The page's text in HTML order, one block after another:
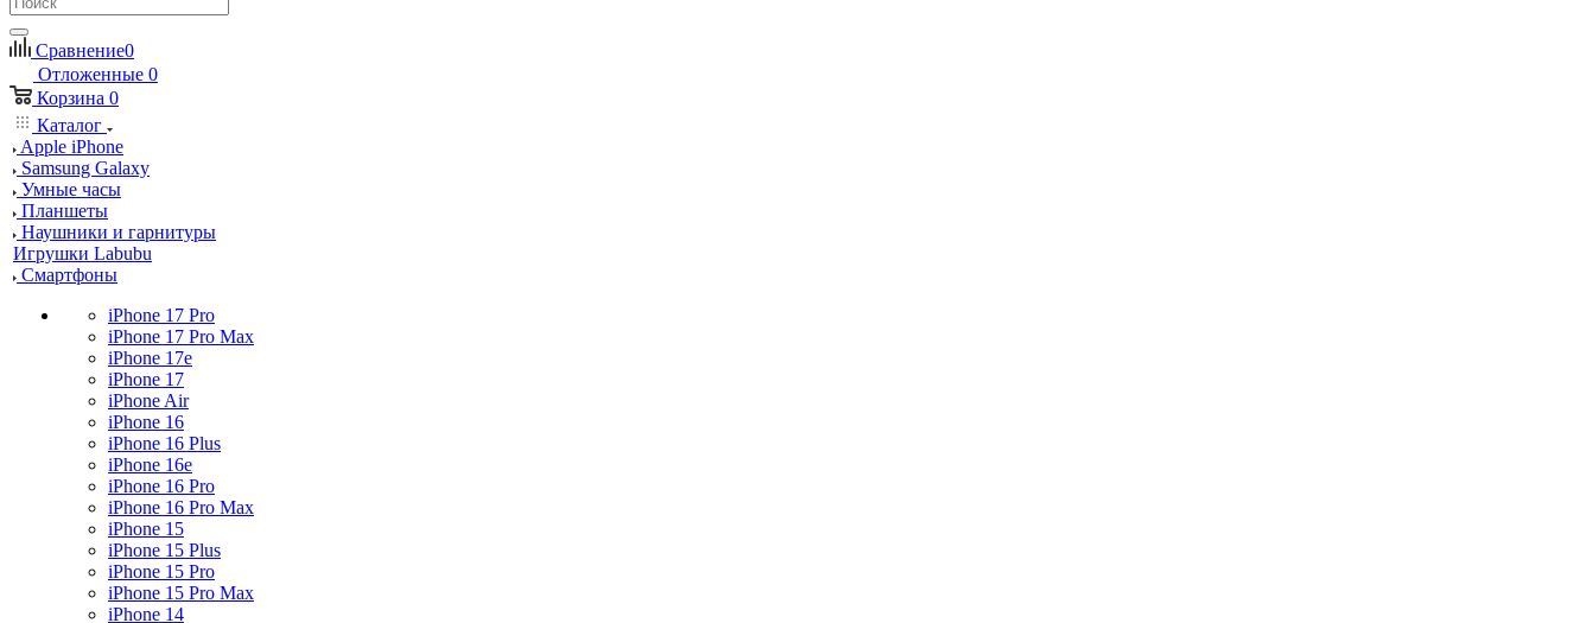
Сравнение0
Отложенные 0
Корзина 0
Каталог
Apple iPhone
Samsung Galaxy
Умные часы
Планшеты
Наушники и гарнитуры
Игрушки Labubu
Смартфоны
iPhone 17 Pro
iPhone 17 Pro Max
iPhone 17e
iPhone 17
iPhone Air
iPhone 16
iPhone 16 Plus
iPhone 16e
iPhone 16 Pro
iPhone 16 Pro Max
iPhone 15
iPhone 15 Plus
iPhone 15 Pro
iPhone 15 Pro Max
iPhone 14